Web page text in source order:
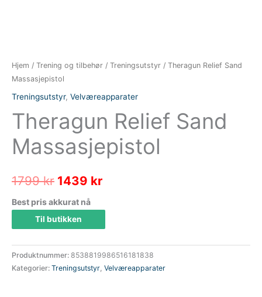
Hjem / Trening og tilbehør / Treningsutstyr / Theragun Relief Sand
Massasjepistol
Treningsutstyr, Velværeapparater
Theragun Relief Sand
Massasjepistol
1799kr Opprinnelig
pris
var:
1799 kr.
1439 krNåværende
er:
1439 kr.
Best pris akkurat nå
Til butikken
Produktnummer: 8538819986516181838
Kategorier: Treningsutstyr, Velværeapparater